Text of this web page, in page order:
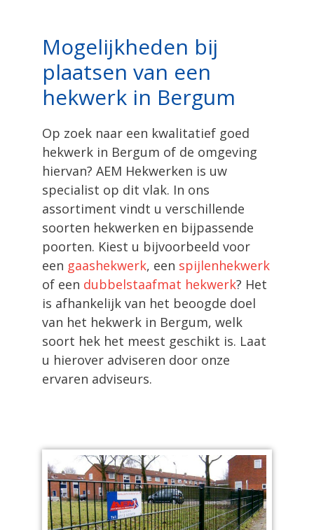
Mogelijkheden bij
plaatsen van een
hekwerk in Bergum
Op zoek naar een kwalitatief goed
hekwerk in Bergum of de omgeving
hiervan? AEM Hekwerken is uw
specialist op dit vlak. In ons
assortiment vindt u verschillende
soorten hekwerken en bijpassende
poorten. Kiest u bijvoorbeeld voor
een gaashekwerk, een spijlenhekwerk
of een dubbelstaafmat hekwerk? Het
is afhankelijk van het beoogde doel
van het hekwerk in Bergum, welk
soort hek het meest geschikt is. Laat
u hierover adviseren door onze
ervaren adviseurs.